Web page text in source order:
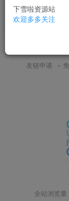
付费资源 ￥ 9.9
8月19日 15:23
友链申请
全站浏览
下雪啦资源站
欢迎多多关注